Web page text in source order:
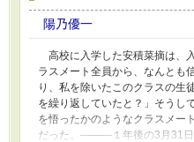
陽乃優一
高校に入学した安積菜摘は、
ラスメート全員から、なんとも
り、私を除いたこのクラスの生
を繰り返していたと？」そうし
を悟ったかのようなクラスメー
だった。―――１年後の3月31日